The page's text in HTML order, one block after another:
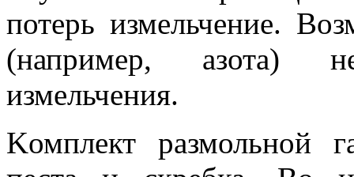
потерь измельчение.
(например, азота)
измельчения.
Kомплект размольной